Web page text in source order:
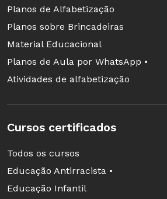
Planos de Alfabetização
Planos sobre Brincadeiras
Material Educacional
Planos de Aula por WhatsApp •
Atividades de alfabetização
Cursos certificados
Todos os cursos
Educação Antirracista •
Educação Infantil